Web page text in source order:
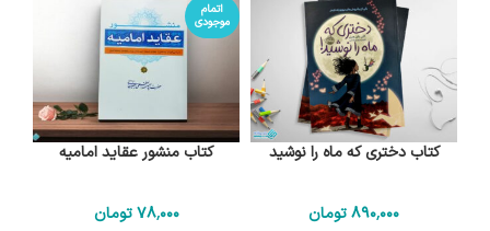
کتاب دختری که ماه را نوشید
890٬000تومان
اتمام
موجودی
کتاب منشور عقاید امامیه
78٬000 تومان